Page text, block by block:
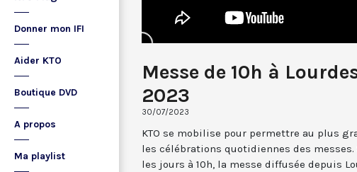
Donner mon IFI
Aider KTO
Boutique DVD
A propos
Ma playlist
Messe de 10h à
2023
30/07/2023
KTO se mobilise pour permettre au plus
les célébrations quotidiennes des
les jours à 10h, la messe diffusée depuis